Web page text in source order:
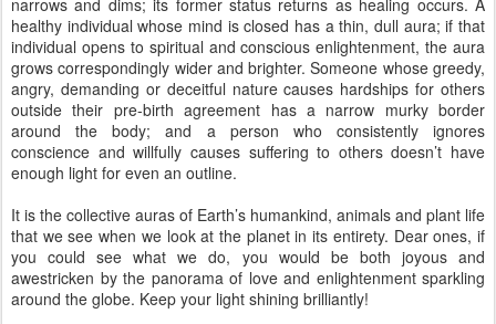
that we see when we look at the planet in its entirety. Dear ones, if
you could see what we do, you would be both joyous and
awestricken by the panorama of love and enlightenment sparkling
around the globe. Keep your light shining brilliantly!
All along your Earth journey you have been accompanied and
supported by the unequaled power of love from light beings
throughout this universe.______________________________
Suzanne Ward
www.matthewbooks.com
Posted 30th July 2016 byverdensalt
Labels:2016 Matthew's Message - July 30